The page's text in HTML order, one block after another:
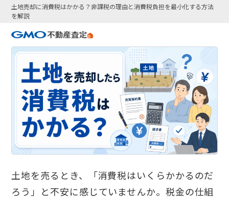
土地売却に消費税はかかる？非課税の理由と消費税負担を最小化する方法
を解説
土地を売るとき、「消費税はいくらかかるのだ
ろう」と不安に感じていませんか。税金の仕組